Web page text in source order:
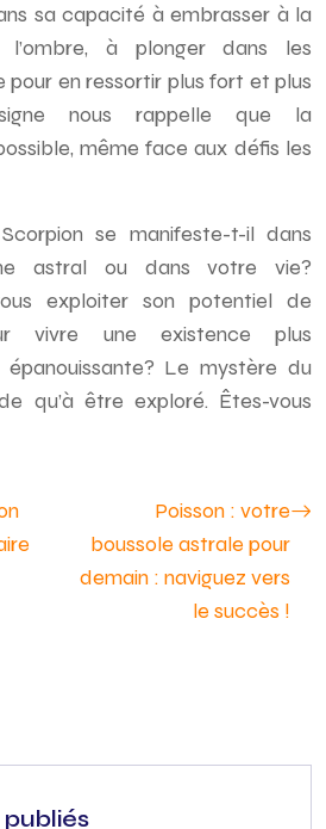
sa capacité à embrasser à la
à plonger dans les
pour en ressortir plus fort et plus
nous rappelle que la
même face aux défis les
se manifeste-t-il dans
astral ou dans votre vie?
exploiter son potentiel de
vivre une existence plus
Le mystère du
qu’à être exploré. Êtes-vous
Poisson : votre
boussole astrale pour
demain : naviguez vers
le succès !